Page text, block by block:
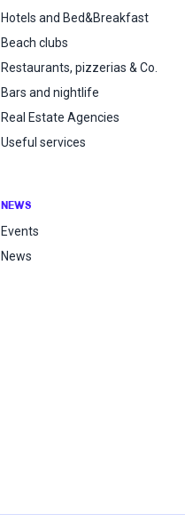
Hotels and Bed&Breakfast
Beach clubs
Restaurants, pizzerias & Co.
Bars and nightlife
Real Estate Agencies
Useful services
NEWS
Events
News